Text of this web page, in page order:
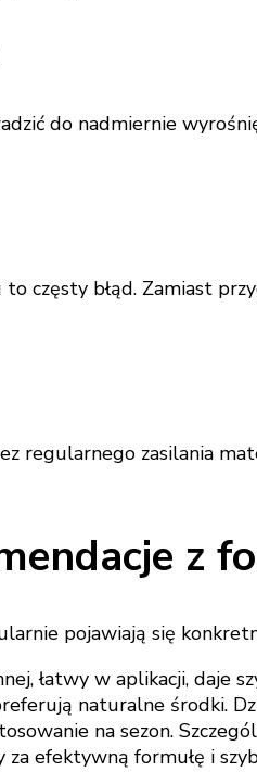
do nadmiernie
częsty błąd. Zamiast
regularnego zasilania
z
pojawiają się
łatwy w aplikacji, daje
naturalne środki.
na sezon.
efektywną formułę i